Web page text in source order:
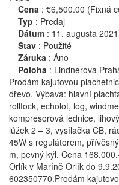
Cena : €6,500.00 (Fixná
Typ : Predaj
Dátum : 11. augusta 2021
Stav : Použité
Záruka : Áno
Poloha : Lindnerova
Prodám kajutovou
dřevo. Výbava: hlavní
rollfock, echolot, log,
kompresorová lednice,
lůžek 2 – 3, vysílačka CB,
45W s regulátorem,
m, pevný kýl. Cena
Orlík v Maríně Orlík do
602350770.Prodám